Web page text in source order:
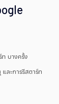
ท บางครั้ง
ละการรีสตาร์ท